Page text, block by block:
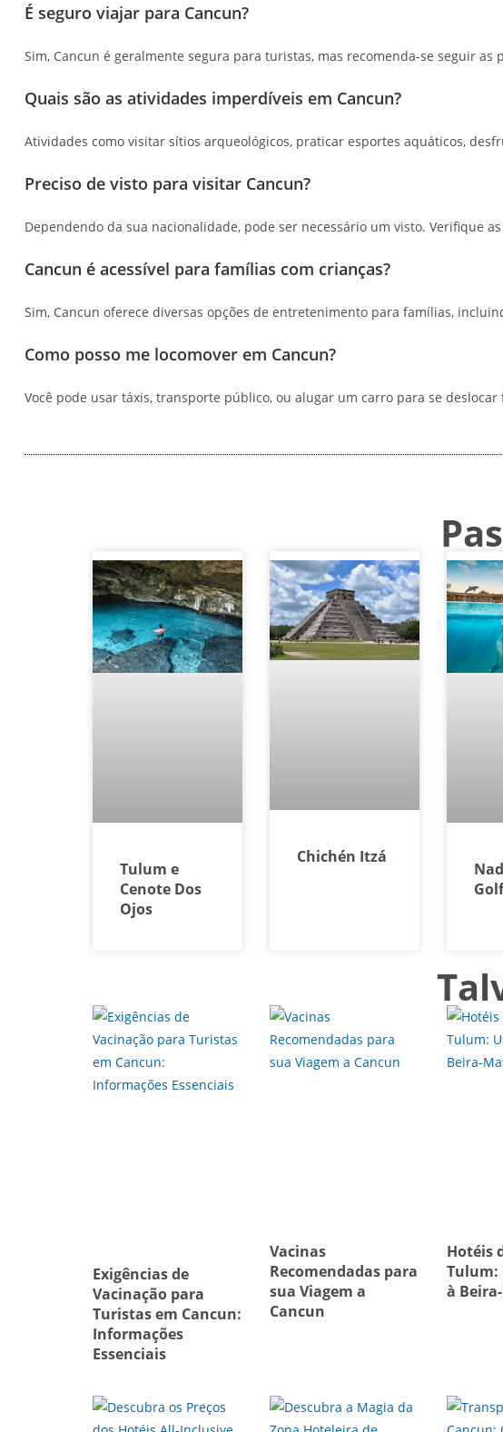
É seguro viajar para Cancun?
Sim, Cancun é geralmente segura para turistas, mas recomenda-se seguir
Quais são as atividades imperdíveis em Cancun?
Atividades como visitar sítios arqueológicos, praticar esportes aquáticos,
Preciso de visto para visitar Cancun?
Dependendo da sua nacionalidade, pode ser necessário um visto. Verifique
Cancun é acessível para famílias com crianças?
Sim, Cancun oferece diversas opções de entretenimento para famílias,
Como posso me locomover em Cancun?
Você pode usar táxis, transporte público, ou alugar um carro para se
Tulum e
Cenote Dos
Ojos
Chichén Itzá
Exigências de
Vacinação para
Turistas em Cancun:
Informações
Essenciais
Vacinas
Recomendadas para
sua Viagem a
Cancun
Hotéis
Tulum:
à